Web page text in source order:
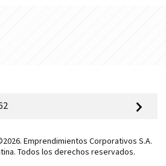
Emprendimientos Corporativos S.A.
Todos los derechos reservados.